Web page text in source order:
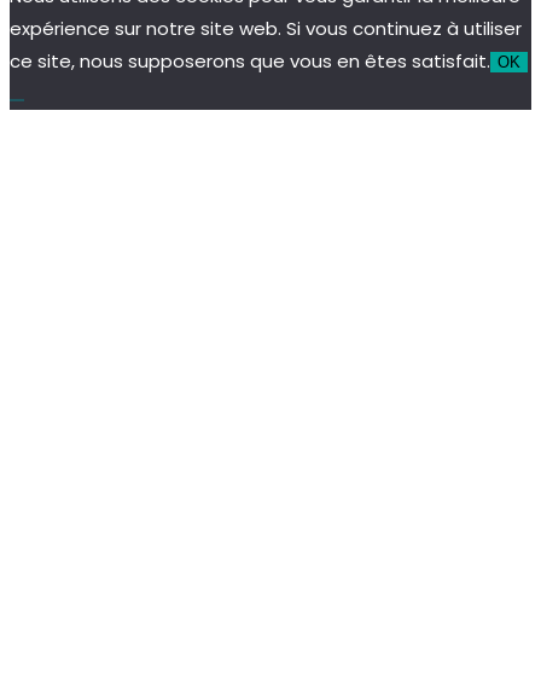
expérience sur notre site web. Si vous continuez à utiliser
ce site, nous supposerons que vous en êtes satisfait. OK